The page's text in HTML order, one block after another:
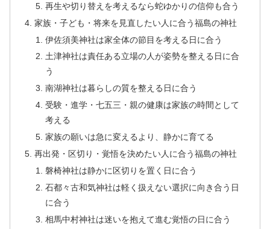
再生や切り替えを考えるなら蛇ゆかりの信仰も合う
家族・子ども・将来を見直したい人に合う福島の神社
伊佐須美神社は家全体の節目を考える日に合う
土津神社は責任ある立場の人が姿勢を整える日に合
う
南湖神社は暮らしの質を整える日に合う
受験・進学・七五三・親の健康は家族の時間として
考える
家族の願いは急に変えるより、静かに育てる
再出発・区切り・覚悟を決めたい人に合う福島の神社
磐椅神社は静かに区切りを置く日に合う
石都々古和気神社は軽く扱えない選択に向き合う日
に合う
相馬中村神社は迷いを抱えて進む覚悟の日に合う